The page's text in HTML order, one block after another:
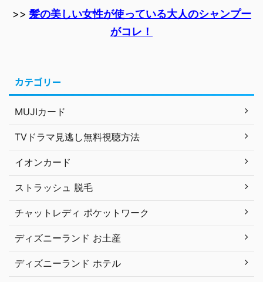
>> 髪の美しい女性が使っている大人のシャンプー
がコレ！
カテゴリー
MUJIカード
TVドラマ見逃し無料視聴方法
イオンカード
ストラッシュ 脱毛
チャットレディ ポケットワーク
ディズニーランド お土産
ディズニーランド ホテル